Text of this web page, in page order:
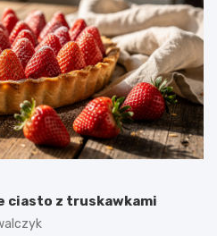
ciasto z truskawkami